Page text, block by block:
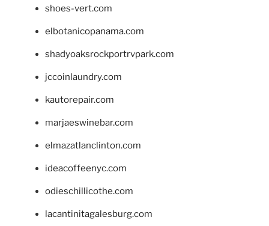
shoes-vert.com
elbotanicopanama.com
shadyoaksrockportrvpark.com
jccoinlaundry.com
kautorepair.com
marjaeswinebar.com
elmazatlanclinton.com
ideacoffeenyc.com
odieschillicothe.com
lacantinitagalesburg.com